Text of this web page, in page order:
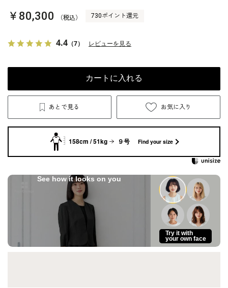
￥80,300 （税込） 730ポイント還元
4.4 （7） レビューを見る
カートに入れる
あとで見る お気に入り
158cm / 51kg ９号 Find your size
See how it looks on you
Try it with
your own face